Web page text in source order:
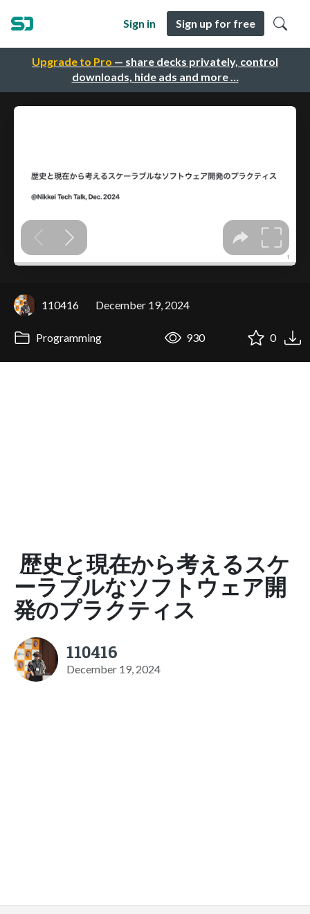
Upgrade to Pro — share decks privately, control
downloads, hide ads and more …
Sign in Sign up for free
110416 December 19, 2024
Programming 930 0
歴史と現在から考えるスケ
ーラブルなソフトウェア開
発のプラクティス
110416
December 19, 2024